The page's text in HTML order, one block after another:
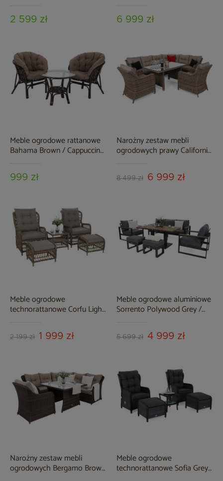
2 599 zł 6 999 zł
Meble ogrodowe rattanowe
Bahama Brown / Cappuccino
999 zł
Narożny zestaw mebli
ogrodowych prawy California
8 499 zł 6 999 zł
Meble ogrodowe
technorattanowe Corfu Light
2 199 zł 1 999 zł
Meble ogrodowe aluminiowe
Sorrento Polywood Grey /
5 699 zł 4 999 zł
Narożny zestaw mebli
ogrodowych Bergamo Brown
Meble ogrodowe
technorattanowe Sofia Grey /